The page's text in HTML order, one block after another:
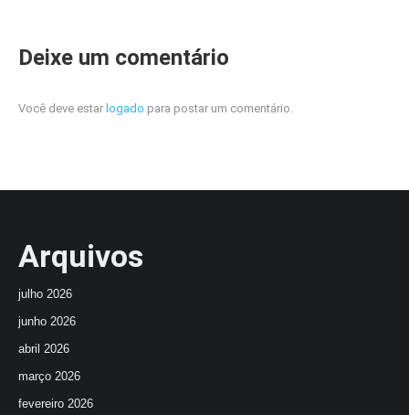
Deixe um comentário
Você deve estar logado para postar um comentário.
Arquivos
julho 2026
junho 2026
abril 2026
março 2026
fevereiro 2026